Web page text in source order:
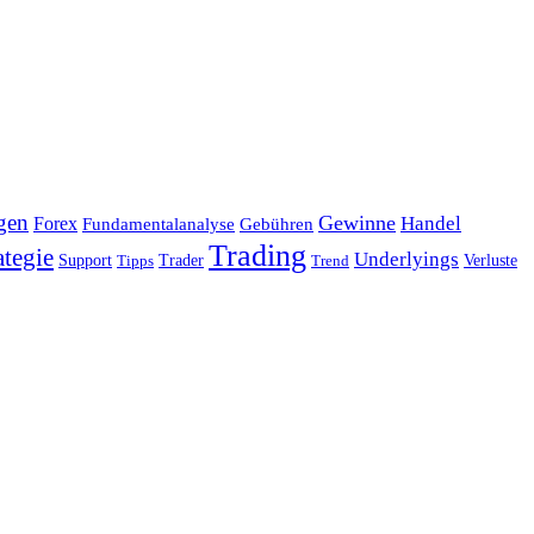
Forex Fundamentalanalyse Gebühren Gewinne Handel
Support Tipps Trader Trading Trend Underlyings Verluste